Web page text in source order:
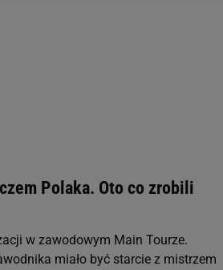
Polaka. Oto co zrobili
w zawodowym Main Tourze.
miało być starcie z mistrzem